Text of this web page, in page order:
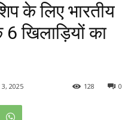
के लिए भारतीय
6 खिलाड़ियों का
2025 0
128